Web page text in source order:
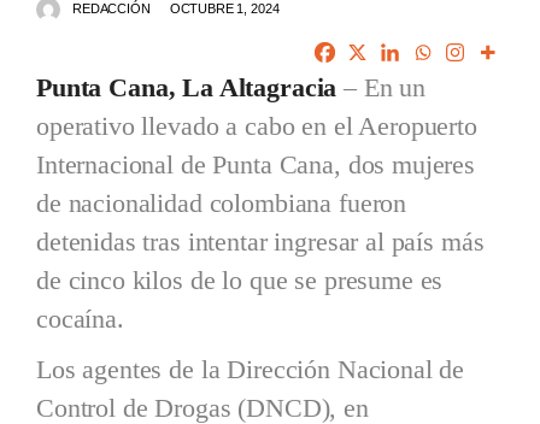
REDACCIÓN OCTUBRE 1, 2024
Punta Cana, La Altagracia – En un
operativo llevado a cabo en el Aeropuerto
Internacional de Punta Cana, dos mujeres
de nacionalidad colombiana fueron
detenidas tras intentar ingresar al país más
de cinco kilos de lo que se presume es
cocaína.
Los agentes de la Dirección Nacional de
Control de Drogas (DNCD), en